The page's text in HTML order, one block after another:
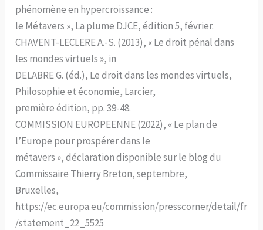
phénomène en hypercroissance :
le Métavers », La plume DJCE, édition 5, février.
CHAVENT-LECLERE A.-S. (2013), « Le droit pénal dans
les mondes virtuels », in
DELABRE G. (éd.), Le droit dans les mondes virtuels,
Philosophie et économie, Larcier,
première édition, pp. 39-48.
COMMISSION EUROPEENNE (2022), « Le plan de
l’Europe pour prospérer dans le
métavers », déclaration disponible sur le blog du
Commissaire Thierry Breton, septembre,
Bruxelles,
https://ec.europa.eu/commission/presscorner/detail/fr
/statement_22_5525